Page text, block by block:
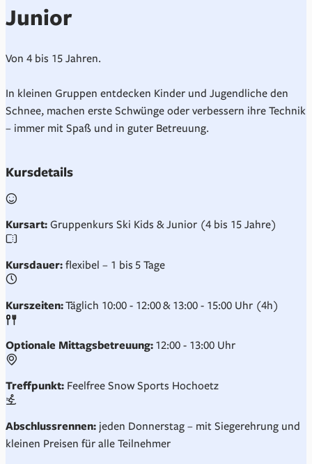
Junior
Von 4 bis 15 Jahren.
In kleinen Gruppen entdecken Kinder und Jugendliche den
Schnee, machen erste Schwünge oder verbessern ihre Technik
– immer mit Spaß und in guter Betreuung.
Kursdetails
Kursart:Gruppenkurs Ski Kids & Junior (4 bis 15 Jahre)
Kursdauer:flexibel – 1 bis 5 Tage
Kurszeiten:Täglich 10:00 - 12:00 & 13:00 - 15:00 Uhr (4h)
Optionale Mittagsbetreuung:12:00 - 13:00 Uhr
Treffpunkt: Feelfree Snow Sports Hochoetz
Abschlussrennen: jeden Donnerstag – mit Siegerehrung und
kleinen Preisen für alle Teilnehmer